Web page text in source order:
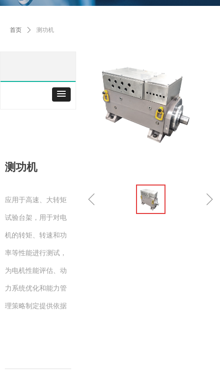
首页 ꄲ 测功机
ꁆ ꁇ
测功机
应用于高速、大转矩
试验台架，用于对电
机的转矩、转速和功
率等性能进行测试，
为电机性能评估、动
力系统优化和能力管
理策略制定提供依据